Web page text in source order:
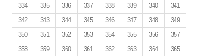
334
335 336 337 338 339 340
341
342
343 344 345 346 347 348
349
350
351 352 353 354 355 356
357
358
359 360 361 362 363 364
365